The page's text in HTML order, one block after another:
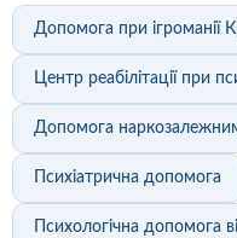
Допомога при ігроманії
Центр реабілітації при
Допомога
Психіатрична допомога
Психологічна допомога